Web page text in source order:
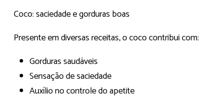
Coco: saciedade e gorduras boas
Presente em diversas receitas, o coco contribui com:
Gorduras saudáveis
Sensação de saciedade
Auxílio no controle do apetite